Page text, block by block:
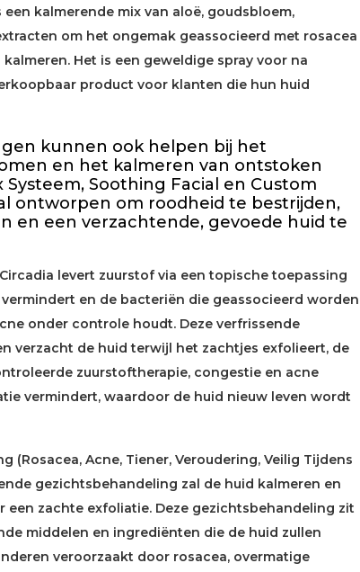
een kalmerende mix van aloë, goudsbloem,
om het ongemak geassocieerd met rosacea
Het is een geweldige spray voor na
product voor klanten die hun huid
kunnen ook helpen bij het
en het kalmeren van ontstoken
Systeem, Soothing Facial en Custom
ontworpen om roodheid te bestrijden,
en een verzachtende, gevoede huid te
levert zuurstof via een topische toepassing
en de bacteriën die geassocieerd worden
onder controle houdt. Deze verfrissende
verzacht de huid terwijl het zachtjes exfolieert, de
zuurstoftherapie, congestie en acne
vermindert, waardoor de huid nieuw leven wordt
(Rosacea, Acne, Tiener, Veroudering, Veilig Tijdens
gezichtsbehandeling zal de huid kalmeren en
zachte exfoliatie. Deze gezichtsbehandeling zit
middelen en ingrediënten die de huid zullen
veroorzaakt door rosacea, overmatige